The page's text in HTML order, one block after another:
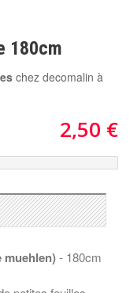
180cm
chez decomalin à
2,50 €
muehlen)- 180cm